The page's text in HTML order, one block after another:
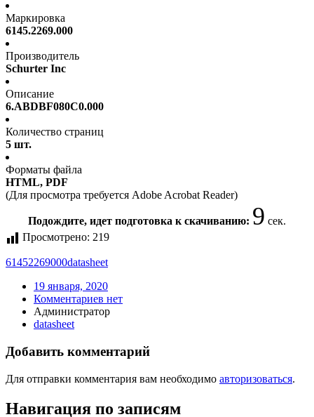
Маркировка
6145.2269.000
Производитель
Schurter Inc
Описание
6.ABDBF080C0.000
Количество страниц
5 шт.
Форматы файла
HTML, PDF
(Для просмотра требуется Adobe Acrobat Reader)
Подождите, идет подготовка к скачиванию: 9 сек.
Просмотрено: 219
61452269000datasheet
19 января, 2020
Комментариев нет
Администратор
datasheet
Добавить комментарий
Для отправки комментария вам необходимо авторизоваться.
Навигация по записям